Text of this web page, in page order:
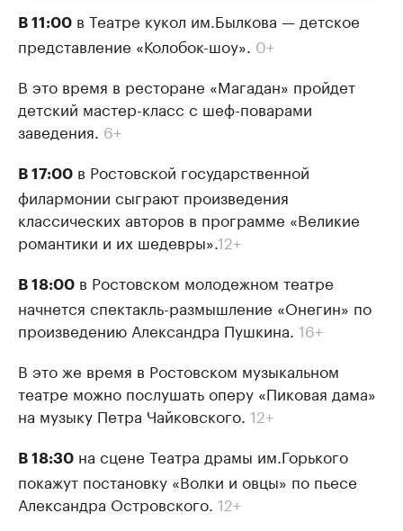
В 11:00 в Театре кукол им.Былкова — детское
представление «Колобок-шоу». 0+
В это время в ресторане «Магадан» пройдет
детский мастер-класс с шеф-поварами
заведения. 6+
В 17:00 в Ростовской государственной
филармонии сыграют произведения
классических авторов в программе «Великие
романтики и их шедевры».12+
В 18:00 в Ростовском молодежном театре
начнется спектакль-размышление «Онегин» по
произведению Александра Пушкина. 16+
В это же время в Ростовском музыкальном
театре можно послушать оперу «Пиковая дама»
на музыку Петра Чайковского. 12+
В 18:30 на сцене Театра драмы им.Горького
покажут постановку «Волки и овцы» по пьесе
Александра Островского. 12+